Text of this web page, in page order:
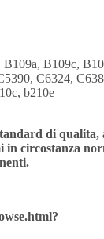
B109c,
C6324,
b210e
di
circostanza